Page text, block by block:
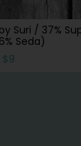
Suri / 37%
Seda)
$9